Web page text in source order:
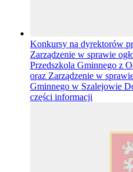
Konkursy na dyrektorów
Zarządzenie w sprawie
Przedszkola Gminnego z
oraz Zarządzenie w
Gminnego w Szalejowie
części informacji